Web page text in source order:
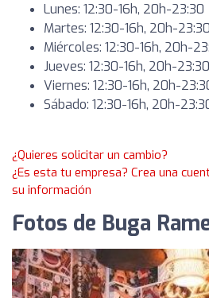
Lunes: 12:30-16h, 20h-23:30
Martes: 12:30-16h, 20h-23:30
Miércoles: 12:30-16h, 20h-
Jueves: 12:30-16h, 20h-23:30
Viernes: 12:30-16h, 20h-
Sábado: 12:30-16h, 20h-
¿Quieres solicitar un cambio?
¿Es esta tu empresa? Crea una
su información
Fotos de Buga